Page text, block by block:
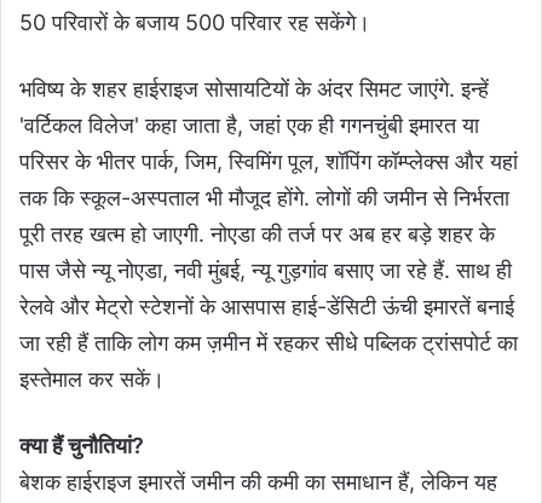
50 परिवारों के बजाय 500 परिवार रह सकेंगे।
भविष्य के शहर हाईराइज सोसायटियों के अंदर सिमट जाएंगे. इन्हें
'वर्टिकल विलेज' कहा जाता है, जहां एक ही गगनचुंबी इमारत या
परिसर के भीतर पार्क, जिम, स्विमिंग पूल, शॉपिंग कॉम्प्लेक्स और यहां
तक कि स्कूल-अस्पताल भी मौजूद होंगे. लोगों की जमीन से निर्भरता
पूरी तरह खत्म हो जाएगी. नोएडा की तर्ज पर अब हर बड़े शहर के
पास जैसे न्यू नोएडा, नवी मुंबई, न्यू गुड़गांव बसाए जा रहे हैं. साथ ही
रेलवे और मेट्रो स्टेशनों के आसपास हाई-डेंसिटी ऊंची इमारतें बनाई
जा रही हैं ताकि लोग कम ज़मीन में रहकर सीधे पब्लिक ट्रांसपोर्ट का
इस्तेमाल कर सकें।
क्या हैं चुनौतियां?
बेशक हाईराइज इमारतें जमीन की कमी का समाधान हैं, लेकिन यह